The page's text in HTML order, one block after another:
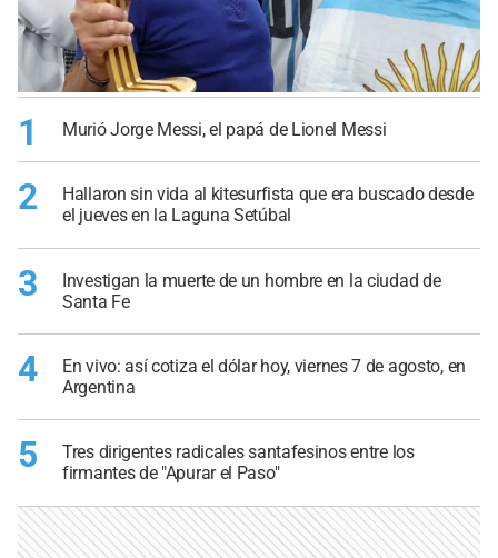
1 Murió Jorge Messi, el papá de Lionel Messi
2
Hallaron sin vida al kitesurfista que era buscado desde
el jueves en la Laguna Setúbal
3
Investigan la muerte de un hombre en la ciudad de
Santa Fe
4
En vivo: así cotiza el dólar hoy, viernes 7 de agosto, en
Argentina
5
Tres dirigentes radicales santafesinos entre los
firmantes de "Apurar el Paso"